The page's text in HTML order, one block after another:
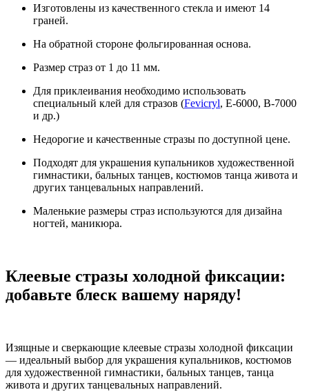
Изготовлены из качественного стекла и имеют 14
граней.
На обратной стороне фольгированная основа.
Размер страз от 1 до 11 мм.
Для приклеивания необходимо использовать
специальный клей для стразов (Fevicryl, E-6000, B-7000
и др.)
Недорогие и качественные стразы по доступной цене.
Подходят для украшения купальников художественной
гимнастики, бальных танцев, костюмов танца живота и
других танцевальных направлений.
Маленькие размеры страз используются для дизайна
ногтей, маникюра.
Клеевые стразы холодной фиксации:
добавьте блеск вашему наряду!
Изящные и сверкающие клеевые стразы холодной фиксации
— идеальный выбор для украшения купальников, костюмов
для художественной гимнастики, бальных танцев, танца
живота и других танцевальных направлений.